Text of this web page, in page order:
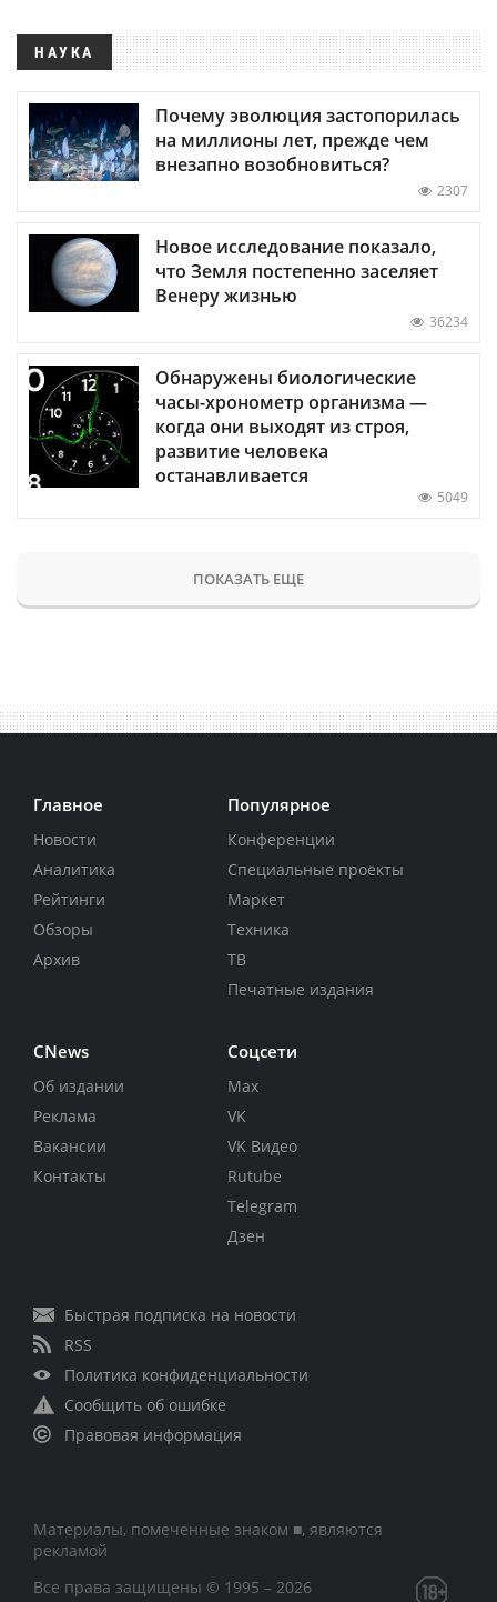
НАУКА
Почему эволюция застопорилась
на миллионы лет, прежде чем
внезапно возобновиться?
2307
Новое исследование показало,
что Земля постепенно заселяет
Венеру жизнью
36234
Обнаружены биологические
часы-хронометр организма —
когда они выходят из строя,
развитие человека
останавливается
5049
ПОКАЗАТЬ ЕЩЕ
Главное
Новости
Аналитика
Рейтинги
Обзоры
Архив
Популярное
Конференции
Специальные проекты
Маркет
Техника
ТВ
Печатные издания
CNews
Об издании
Реклама
Вакансии
Контакты
Соцсети
Max
VK
VK Видео
Rutube
Telegram
Дзен
Быстрая подписка на новости
RSS
Политика конфиденциальности
Сообщить об ошибке
Правовая информация
Материалы, помеченные знаком ■, являются
рекламой
Все права защищены © 1995 – 2026